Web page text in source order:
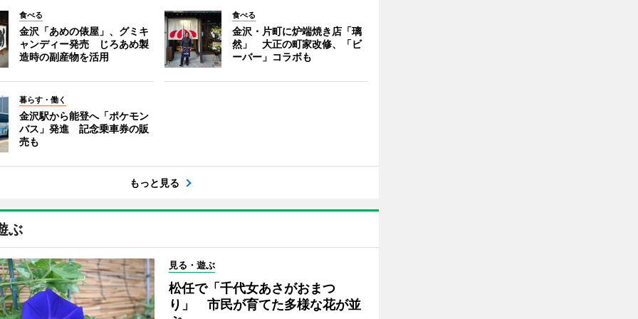
食べる
金沢「あめの俵屋」、グミキ
ャンディー発売 じろあめ製
造時の副産物を活用
食べる
金沢・片町に炉端焼き店「璃
然」 大正の町家改修、「ビ
ーバー」コラボも
暮らす・働く
金沢駅から能登へ「ポケモン
バス」発進 記念乗車券の販
売も
もっと見る
ぶ
見る・遊ぶ
松任で「千代女あさがおまつ
り」 市民が育てた多様な花が並